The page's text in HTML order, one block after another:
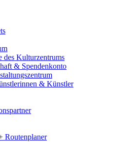
des Kulturzentrums
& Spendenkonto
& Künstler
Routenplaner